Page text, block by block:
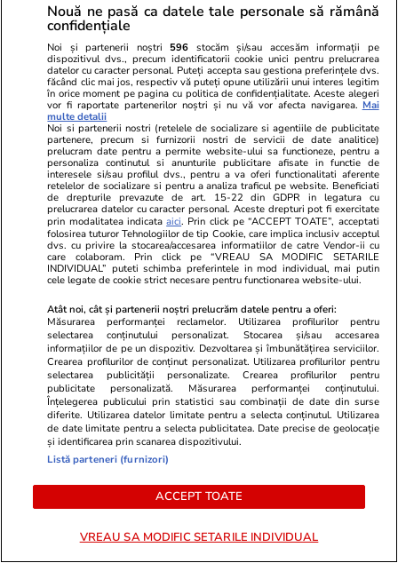
Advertorial
Smart is the new chic: Cum ne
ajută tehnologia să ne reinventăm
Înscrie-te
voucher de
PARTENERI
Wowbiz.ro
„Am intrat în metastază” Alina
Pușcău, anunț cutremurător
Vedeta a transmis un mesaj
emoționant fanilor
Leo Messi,
Nouă ne pasă ca datele tale personale să rămână
confidențiale
Noi și partenerii noștri 596 stocăm și/sau accesăm informații pe
dispozitivul dvs., precum identificatorii cookie unici pentru prelucrarea
datelor cu caracter personal. Puteți accepta sau gestiona preferințele dvs.
făcând clic mai jos, respectiv vă puteți opune utilizării unui interes legitim
în orice moment pe pagina cu politica de confidențialitate. Aceste alegeri
vor fi raportate partenerilor noștri și nu vă vor afecta navigarea. Mai
multe detalii
Noi si partenerii nostri (retelele de socializare si agentiile de publicitate
partenere, precum si furnizorii nostri de servicii de date analitice)
prelucram date pentru a permite website-ului sa functioneze, pentru a
personaliza continutul si anunturile publicitare afisate in functie de
interesele si/sau profilul dvs., pentru a va oferi functionalitati aferente
retelelor de socializare si pentru a analiza traficul pe website. Beneficiati
de drepturile prevazute de art. 15-22 din GDPR in legatura cu
prelucrarea datelor cu caracter personal. Aceste drepturi pot fi exercitate
prin modalitatea indicataaici. Prin click pe “ACCEPT TOATE”, acceptati
folosirea tuturor Tehnologiilor de tip Cookie, care implica inclusiv acceptul
dvs. cu privire la stocarea/accesarea informatiilor de catre Vendor-ii cu
care colaboram. Prin click pe “VREAU SA MODIFIC SETARILE
INDIVIDUAL” puteti schimba preferintele in mod individual, mai putin
cele legate de cookie strict necesare pentru functionarea website-ului.
Atât noi, cât și partenerii noștri prelucrăm datele pentru a oferi:
Măsurarea performanței reclamelor. Utilizarea profilurilor pentru
selectarea conținutului personalizat. Stocarea și/sau accesarea
informațiilor de pe un dispozitiv. Dezvoltarea și îmbunătățirea serviciilor.
Crearea profilurilor de conținut personalizat. Utilizarea profilurilor pentru
selectarea publicității personalizate. Crearea profilurilor pentru
publicitate personalizată. Măsurarea performanței conținutului.
Înțelegerea publicului prin statistici sau combinații de date din surse
diferite. Utilizarea datelor limitate pentru a selecta conținutul. Utilizarea
de date limitate pentru a selecta publicitatea. Date precise de geolocație
și identificarea prin scanarea dispozitivului.
Listă parteneri (furnizori)
ACCEPT TOATE
VREAU SA MODIFIC SETARILE INDIVIDUAL